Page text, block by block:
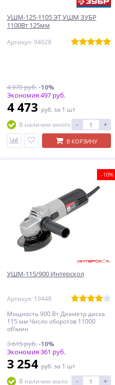
УШМ-125-1105 ЭТ УШМ ЗУБР
1100Вт 125мм
Артикул: 94028
4 970 руб.-10%
Экономия 497 руб.
4 473 руб. за 1 шт
В наличии много
- +
В КОРЗИНУ
-10%
УШМ-115/900 Интерскол
Артикул: 19448
Мощность 900 Вт Диаметр диска
115 мм Число оборотов 11000
об\мин
3 615 руб.-10%
Экономия 361 руб.
3 254 руб. за 1 шт
В наличии мало
- +